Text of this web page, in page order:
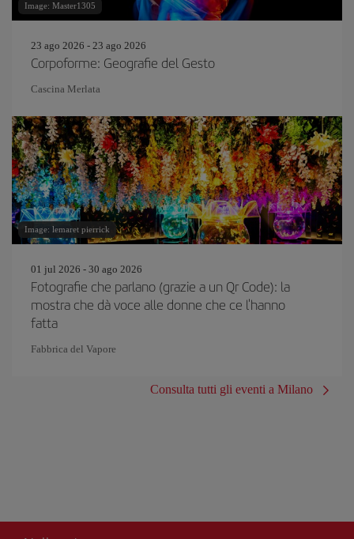
Image: Master1305
23 ago 2026 - 23 ago 2026
Corpoforme: Geografie del Gesto
Cascina Merlata
Image: lemaret pierrick
01 jul 2026 - 30 ago 2026
Fotografie che parlano (grazie a un Qr Code): la
mostra che dà voce alle donne che ce l'hanno
fatta
Fabbrica del Vapore
Consulta tutti gli eventi a Milano